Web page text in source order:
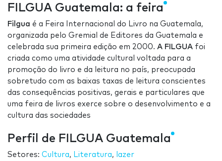
FILGUA Guatemala: a feira
Filgua é a Feira Internacional do Livro na Guatemala,
organizada pelo Gremial de Editores da Guatemala e
celebrada sua primeira edição em 2000. A FILGUA foi
criada como uma atividade cultural voltada para a
promoção do livro e da leitura no país, preocupada
sobretudo com as baixas taxas de leitura conscientes
das consequências positivas, gerais e particulares que
uma feira de livros exerce sobre o desenvolvimento e a
cultura das sociedades
Perfil de FILGUA Guatemala
Setores: Cultura, Literatura, lazer